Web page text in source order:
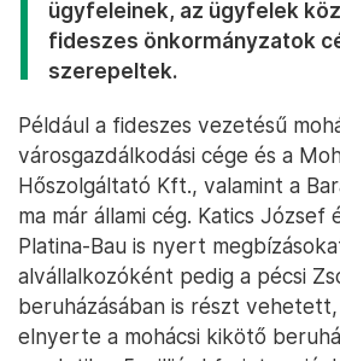
ügyfeleinek, az ügyfelek
fideszes önkormányzatok
szerepeltek.
Például a fideszes vezetésű
városgazdálkodási cége és a
Hőszolgáltató Kft., valamint a
ma már állami cég. Katics József
Platina-Bau is nyert
alvállalkozóként pedig a pécsi
beruházásában is részt
elnyerte a mohácsi kikötő